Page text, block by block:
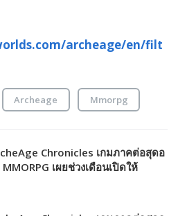
archeage/en/filt
Archeage Mmorpg
Chronicles เกมภาคต่อสุดอ
MMORPG เผยช่วงเดือนเปิดให้